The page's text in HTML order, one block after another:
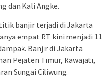
dan Kali Angke.
banjir terjadi di Jakarta
empat RT kini menjadi 11
Banjir di Jakarta
Pejaten Timur, Rawajati,
Sungai Ciliwung.